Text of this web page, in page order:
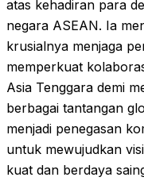
atas kehadiran para
negara ASEAN. Ia
krusialnya menjaga
memperkuat
Asia Tenggara demi
berbagai tantangan
menjadi penegasan
untuk mewujudkan
kuat dan berdaya